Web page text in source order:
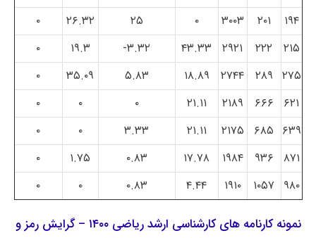
۱۹۴
۲۰۱ ۳۰۰۳ ۰ ۲۵ ۲۶.۳۲
۰
۲۱۵
۲۲۲ ۲۹۲۱ ۴۳.۳۳ ۳.۳۲- ۱۹.۳
۰
۲۷۵ ۲۸۹ ۲۷۴۴ ۱۸.۸۹ ۵.۸۳ ۳۵.۰۹
۰
۶۲۱
۶۶۶ ۲۱۸۹ ۲۱.۱۱ ۰ ۰
۰
۶۳۹ ۶۸۵ ۲۱۷۵ ۲۱.۱۱ ۳.۳۳ ۰
۰
۸۷۱ ۹۳۶ ۱۹۸۴ ۱۷.۷۸ ۰.۸۳ ۱.۷۵
۰
۹۸۰ ۱۰۵۷ ۱۹۱۰ ۴.۴۴ ۰.۸۳ ۰ ۰
نمونه کارنامه های کارشناسی ارشد ریاضی ۱۴۰۰ – گرایش رمز و